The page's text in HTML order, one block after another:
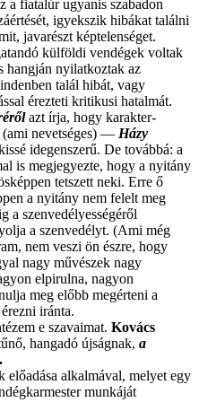
a fiatalúr ugyanis szabadon
igyekszik hibákat találni
javarészt képtelenséget.
külföldi vendégek voltak
hangján nyilatkoztak az
talál hibát, vagy
érezteti kritikusi hatalmát.
azt írja, hogy karakter-
(ami nevetséges) — Házy
idegenszerű. De továbbá: a
is megjegyezte, hogy a nyitány
tetszett neki. Erre ő
a nyitány nem felelt meg
a szenvedélyességéről
a szenvedélyt. (Ami még
nem veszi ön észre, hogy
nagy művészek nagy
elpirulna, nagyon
meg előbb megérteni a
iránta.
e szavaimat. Kovács
hangadó újságnak, a
.
előadása alkalmával, melyet egy
munkáját